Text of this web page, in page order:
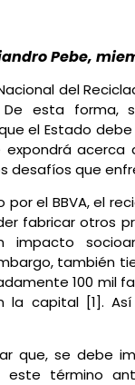
Pebe,
del
De esta forma,
el Estado
desafíos que
por el BBVA, el
fabricar otros
impacto
también
100 mil
la capital [1].
que, se debe
este término